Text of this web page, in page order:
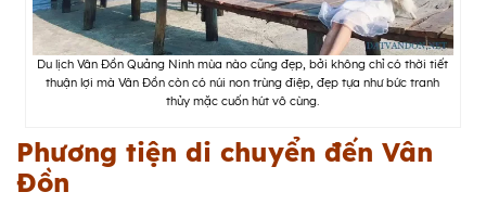
Du lịch Vân Đồn Quảng Ninh mùa nào cũng đẹp, bởi không chỉ có thời tiết
thuận lợi mà Vân Đồn còn có núi non trùng điệp, đẹp tựa như bức tranh
thủy mặc cuốn hút vô cùng.
Phương tiện di chuyển đến Vân
Đồn